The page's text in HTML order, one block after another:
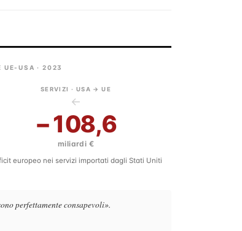
UE-USA · 2023
SERVIZI · USA → UE
←
−108,6
miliardi €
europeo nei servizi importati dagli Stati Uniti
perfettamente consapevoli».